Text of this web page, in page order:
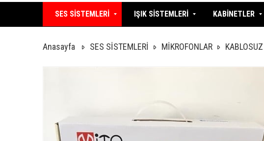
SES SİSTEMLERİ IŞIK SİSTEMLERİ KABİNETLER
Anasayfa SES SİSTEMLERİ MİKROFONLAR